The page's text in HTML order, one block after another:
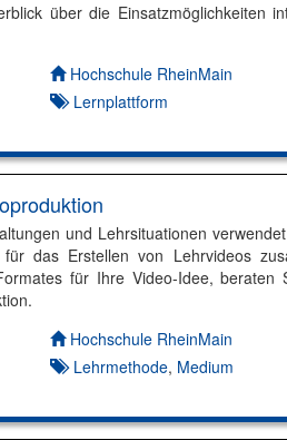
über die Einsatzmöglichkeiten
Autor*in:
Hochschule RheinMain
Lernplattform
und Lehrsituationen
das Erstellen von Lehrvideos
für Ihre Video-Idee, beraten
Autor*in:
Hochschule RheinMain
Lehrmethode, Medium